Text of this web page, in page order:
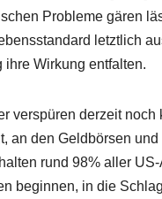
Probleme gären
letztlich
Wirkung entfalten.
verspüren derzeit
an den Geldbörsen
rund 98% aller
beginnen, in die